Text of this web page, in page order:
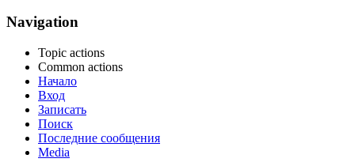
Navigation
Topic actions
Common actions
Начало
Вход
Записать
Поиск
Последние сообщения
Media